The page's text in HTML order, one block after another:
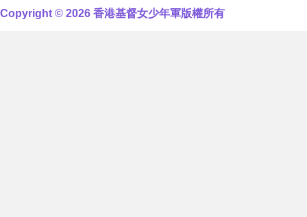
Copyright © 2026 香港基督女少年軍版權所有